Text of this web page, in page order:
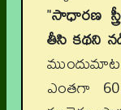
"సాధారణ
తీసి కథని
ఎంతగా 60